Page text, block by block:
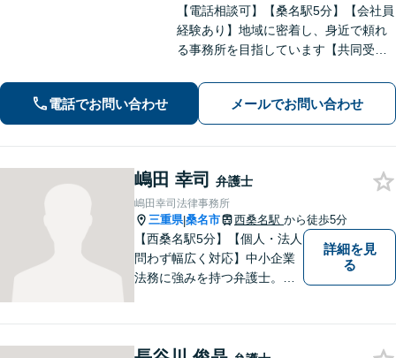
【電話相談可】【桑名駅5分】【会社員
経験あり】地域に密着し、身近で頼れ
る事務所を目指しています【共同受任
全力を尽くします。一人で悩まず、お
気軽にご相談ください【夜間土日相談
可（要予約）】
電話でお問い合わせ メールでお問い合わせ
嶋田 幸司 弁護士
嶋田幸司法律事務所
三重県|桑名市 西桑名駅 から徒歩5分
【西桑名駅5分】【個人・法人
問わず幅広く対応】中小企業
法務に強みを持つ弁護士。個
詳細を見
る